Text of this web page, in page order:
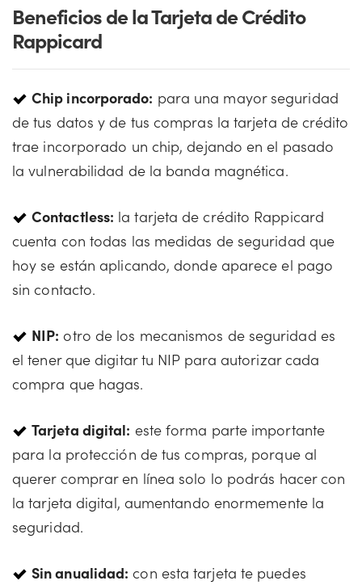
Beneficios de la Tarjeta de Crédito
Rappicard
Chip incorporado: para una mayor seguridad
de tus datos y de tus compras la tarjeta de crédito
trae incorporado un chip, dejando en el pasado
la vulnerabilidad de la banda magnética.
Contactless: la tarjeta de crédito Rappicard
cuenta con todas las medidas de seguridad que
hoy se están aplicando, donde aparece el pago
sin contacto.
NIP: otro de los mecanismos de seguridad es
el tener que digitar tu NIP para autorizar cada
compra que hagas.
Tarjeta digital: este forma parte importante
para la protección de tus compras, porque al
querer comprar en línea solo lo podrás hacer con
la tarjeta digital, aumentando enormemente la
seguridad.
Sin anualidad: con esta tarjeta te puedes